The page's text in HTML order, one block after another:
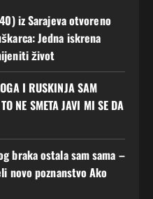
iz Sarajeva otvoreno
Jedna iskrena
život
I RUSKINJA SAM
NE SMETA JAVI MI SE DA
braka ostala sam sama –
novo poznanstvo Ako